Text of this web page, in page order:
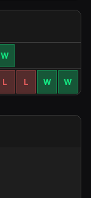
W
L L W W